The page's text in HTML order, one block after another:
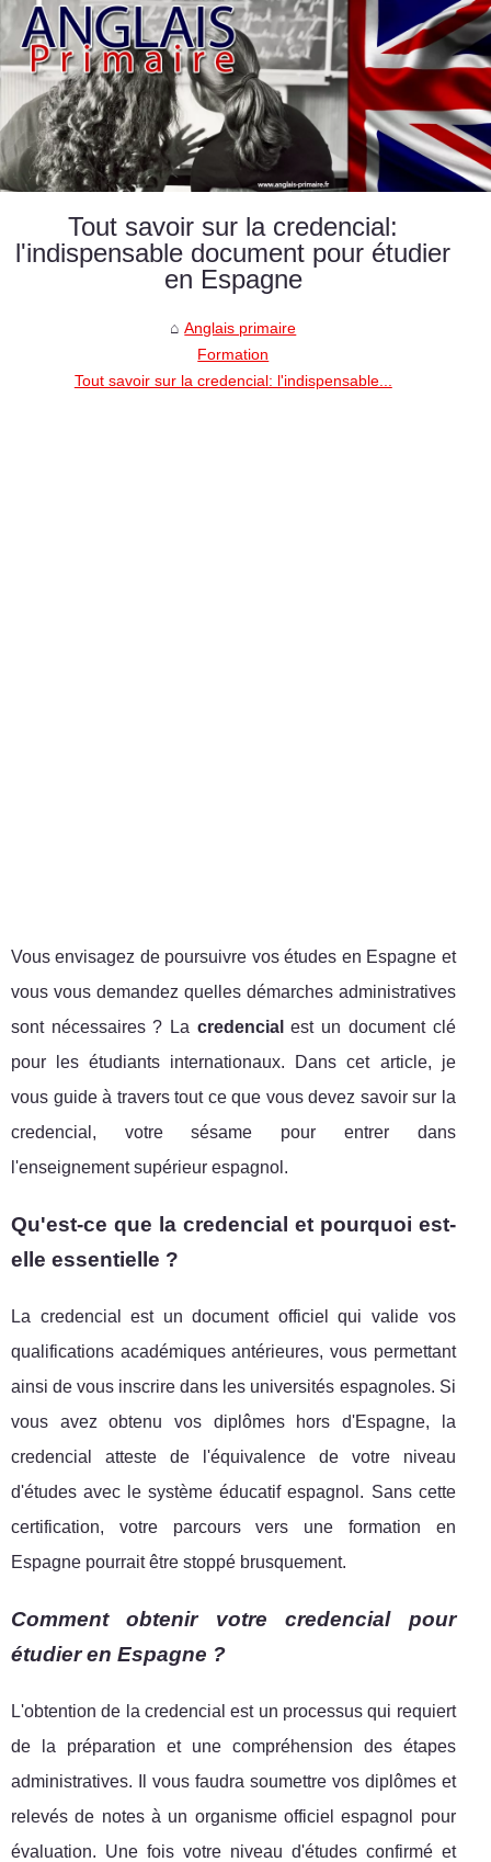
Tout savoir sur la credencial:
l'indispensable document pour étudier
en Espagne
Anglais primaire
Formation
Tout savoir sur la credencial: l'indispensable...
Vous envisagez de poursuivre vos études en Espagne et
vous vous demandez quelles démarches administratives
sont nécessaires ? La credencial est un document clé
pour les étudiants internationaux. Dans cet article, je
vous guide à travers tout ce que vous devez savoir sur la
credencial, votre sésame pour entrer dans
l'enseignement supérieur espagnol.
Qu'est-ce que la credencial et pourquoi est-
elle essentielle ?
La credencial est un document officiel qui valide vos
qualifications académiques antérieures, vous permettant
ainsi de vous inscrire dans les universités espagnoles. Si
vous avez obtenu vos diplômes hors d'Espagne, la
credencial atteste de l'équivalence de votre niveau
d'études avec le système éducatif espagnol. Sans cette
certification, votre parcours vers une formation en
Espagne pourrait être stoppé brusquement.
Comment obtenir votre credencial pour
étudier en Espagne ?
L'obtention de la credencial est un processus qui requiert
de la préparation et une compréhension des étapes
administratives. Il vous faudra soumettre vos diplômes et
relevés de notes à un organisme officiel espagnol pour
évaluation. Une fois votre niveau d'études confirmé et